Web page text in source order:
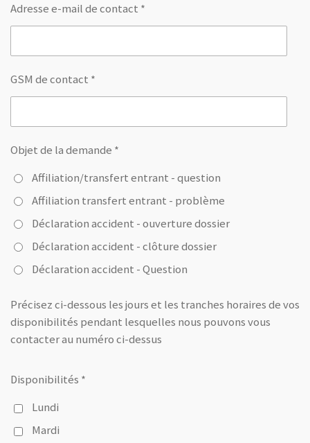
Adresse e-mail de contact *
GSM de contact *
Objet de la demande *
Affiliation/transfert entrant - question
Affiliation transfert entrant - problème
Déclaration accident - ouverture dossier
Déclaration accident - clôture dossier
Déclaration accident - Question
Précisez ci-dessous les jours et les tranches horaires de vos
disponibilités pendant lesquelles nous pouvons vous
contacter au numéro ci-dessus
Disponibilités *
Lundi
Mardi